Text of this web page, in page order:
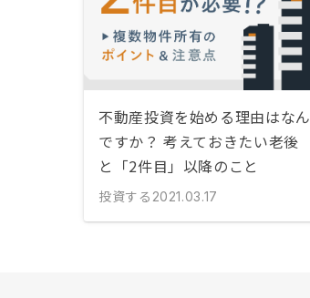
不動産投資を始める理由はなん
ですか？ 考えておきたい老後
と「2件目」以降のこと
投資する 2021.03.17